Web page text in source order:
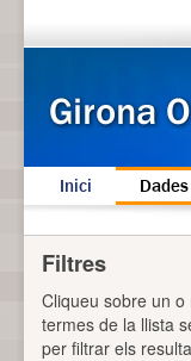
Inici Dades
Filtres
Cliqueu sobre un o
termes de la llista
per filtrar els